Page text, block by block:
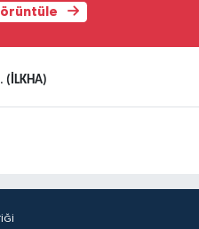
(İLKHA)